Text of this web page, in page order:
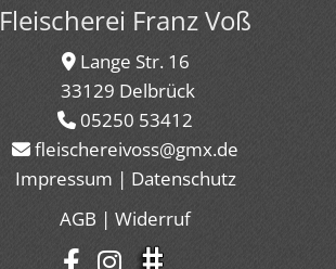
Fleischerei Franz Voß
Lange Str. 16
33129 Delbrück
 05250 53412
 fleischereivoss@gmx.de
Impressum | Datenschutz
AGB |Widerruf